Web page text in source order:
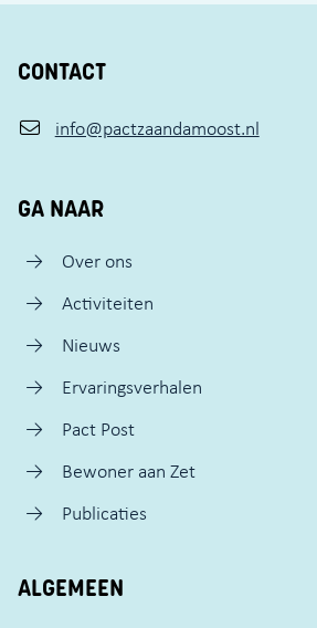
CONTACT
info@pactzaandamoost.nl
GA NAAR
Over ons
Activiteiten
Nieuws
Ervaringsverhalen
Pact Post
Bewoner aan Zet
Publicaties
ALGEMEEN